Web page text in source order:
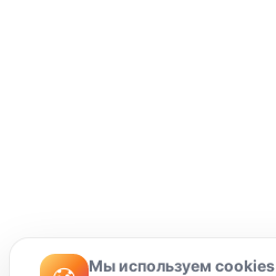
Мы используем cookies